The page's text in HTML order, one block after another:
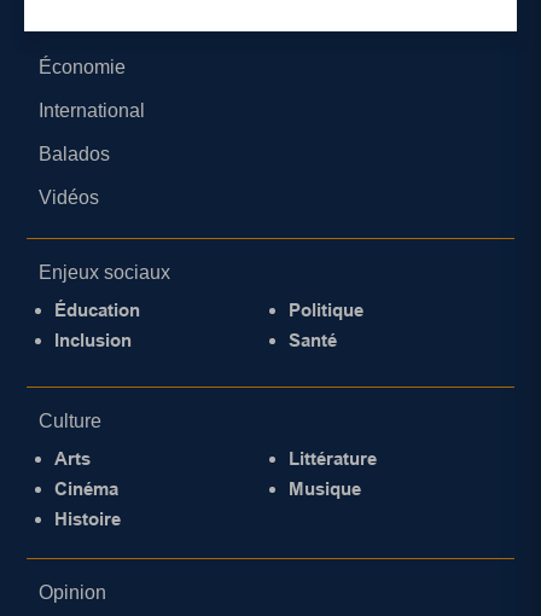
Économie
International
Balados
Vidéos
Enjeux sociaux
Éducation
Inclusion
Politique
Santé
Culture
Arts
Cinéma
Histoire
Littérature
Musique
Opinion